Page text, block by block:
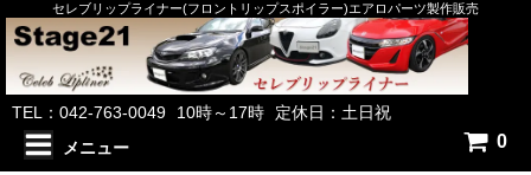
セレブリップライナー(フロントリップスポイラー)エアロパーツ製作販売
TEL：042-763-0049 10時～17時 定休日：土日祝
メニュー 0